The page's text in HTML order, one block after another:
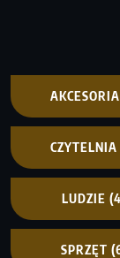
AKCESORIA
CZYTELNIA
LUDZIE
SPRZĘT